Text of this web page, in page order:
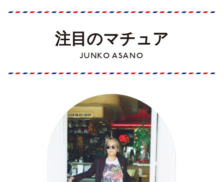
注目のマチュア
JUNKO ASANO